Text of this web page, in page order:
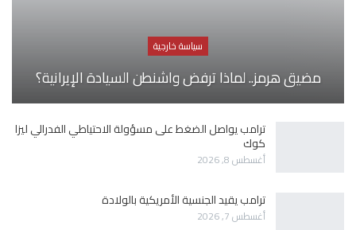
سياسة خارجية
مضيق هرمز.. لماذا ترفض واشنطن السيادة الإيرانية؟
ترامب يواصل الضغط على مسؤولة الاحتياطي الفدرالي ليزا
كوك
أغسطس 8, 2026
ترامب يقيد الجنسية الأمريكية بالولادة
أغسطس 7, 2026